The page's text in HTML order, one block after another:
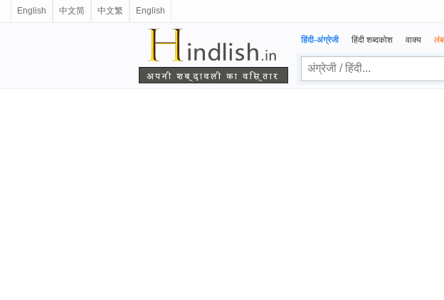
English 中文简 中文繁 English
हिंदी-अंग्रेजी हिंदी शब्दकोश वाक्य